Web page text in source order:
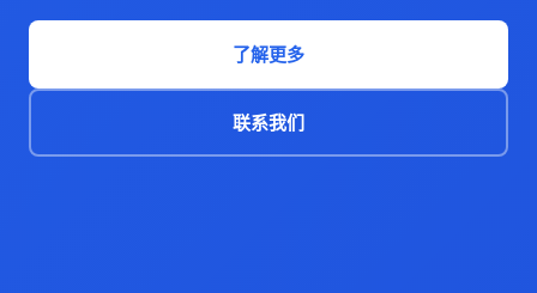
了解更多
联系我们